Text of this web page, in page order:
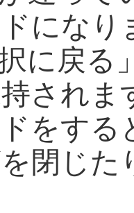
になり
に戻る
されま
をする
閉じた